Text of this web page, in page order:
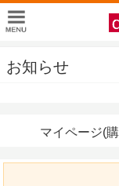
お知らせ
マイページ(